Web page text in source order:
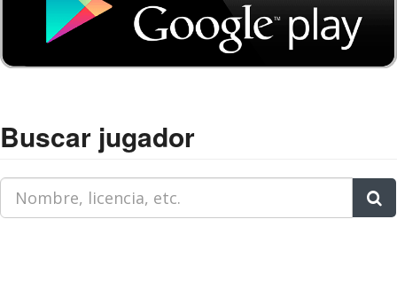
Buscar jugador